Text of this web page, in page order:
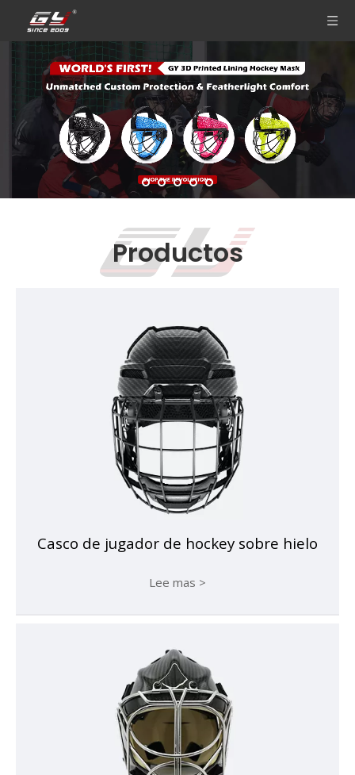
Productos
Casco de jugador de hockey sobre hielo
Lee mas >